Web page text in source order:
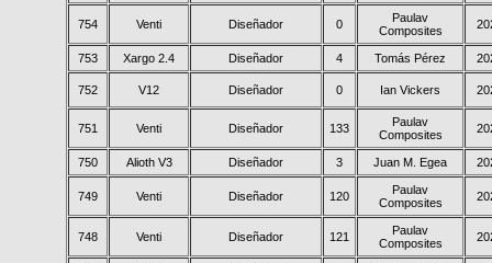
754 Venti Diseñador 0
Paulav
Composites
753 Xargo 2.4 Diseñador 4 Tomás Pérez
752 V12 Diseñador 0 Ian Vickers
751 Venti Diseñador 133
Paulav
Composites
750 Alioth V3 Diseñador 3 Juan M. Egea
749 Venti Diseñador 120
Paulav
Composites
748 Venti Diseñador 121
Paulav
Composites